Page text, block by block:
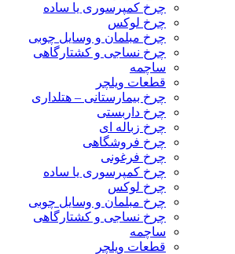
چرخ کمپرسوری یا ساده
چرخ لوکس
چرخ مبلمان و وسایل چوبی
چرخ نساجی و کشتارگاهی
ساچمه
قطعات ویلچر
چرخ بیمارستانی – هتلداری
چرخ داربستی
چرخ زباله ای
چرخ فروشگاهی
چرخ فرغونی
چرخ کمپرسوری یا ساده
چرخ لوکس
چرخ مبلمان و وسایل چوبی
چرخ نساجی و کشتارگاهی
ساچمه
قطعات ویلچر